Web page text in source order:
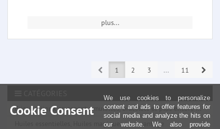
plus...
1 2 3 ... 11
Bijoux, bijoux en argent, amulettes, bracelets et plus encore ...
Huiles essentielles, Huiles magiques et davantage
Cookie Consent
We use cookies to personalize
content and ads to offer features for
social media and analyze the hits on
our website. We also provide